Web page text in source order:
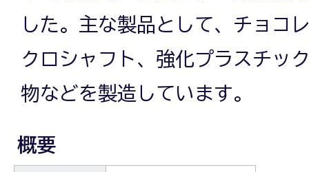
した。主な製品として、チョコ
クロシャフト、強化プラスチッ
物などを製造しています。
概要